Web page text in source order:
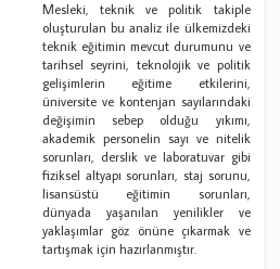
Mesleki, teknik ve politik takiple
oluşturulan bu analiz ile ülkemizdeki
teknik eğitimin mevcut durumunu ve
tarihsel seyrini, teknolojik ve politik
gelişimlerin eğitime etkilerini,
üniversite ve kontenjan sayılarındaki
değişimin sebep olduğu yıkımı,
akademik personelin sayı ve nitelik
sorunları, derslik ve laboratuvar gibi
fiziksel altyapı sorunları, staj sorunu,
lisansüstü eğitimin sorunları,
dünyada yaşanılan yenilikler ve
yaklaşımlar göz önüne çıkarmak ve
tartışmak için hazırlanmıştır.